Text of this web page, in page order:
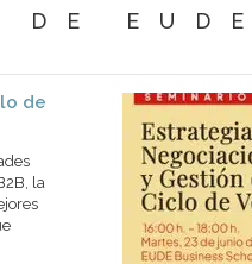
DE EUDE
de
la